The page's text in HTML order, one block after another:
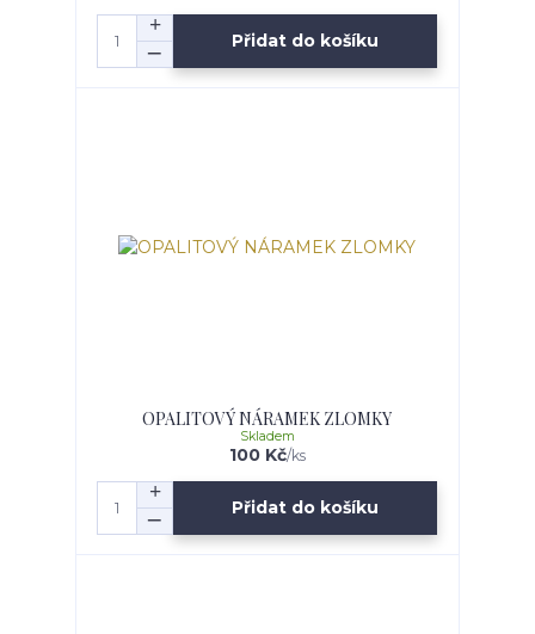
Přidat do košíku
OPALITOVÝ NÁRAMEK ZLOMKY
100 Kč/ks
Skladem
Přidat do košíku